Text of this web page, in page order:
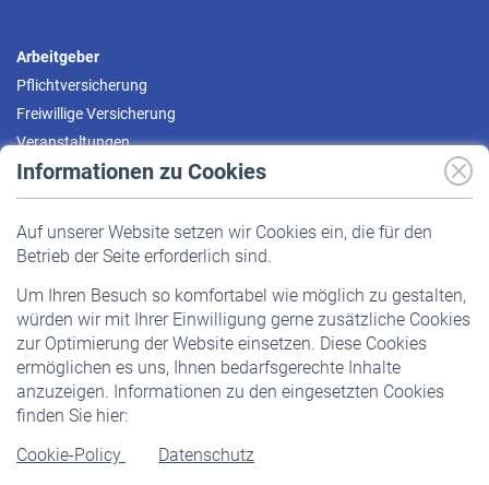
Informationen zu Cookies
Auf unserer Website setzen wir Cookies ein, die für den
Betrieb der Seite erforderlich sind.
Um Ihren Besuch so komfortabel wie möglich zu gestalten,
würden wir mit Ihrer Einwilligung gerne zusätzliche Cookies
zur Optimierung der Website einsetzen. Diese Cookies
ermöglichen es uns, Ihnen bedarfsgerechte Inhalte
anzuzeigen. Informationen zu den eingesetzten Cookies
finden Sie hier:
Cookie-Policy
Datenschutz
Arbeitgeber
Pflichtversicherung
Freiwillige Versicherung
Veranstaltungen
Pflichtversicherung
Staatliche Förderung
Veranstaltungen
Rentner
Rentenbeginn
Rente beantragen